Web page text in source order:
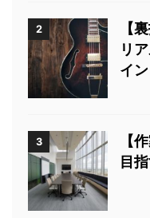
2
【
リ
イン
3
【
目